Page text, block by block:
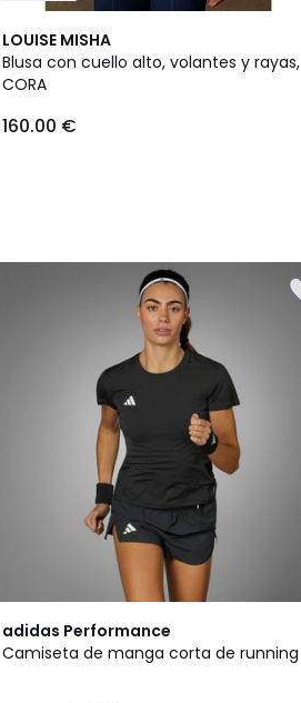
LOUISE MISHA
Blusa con cuello alto, volantes y rayas,
CORA
160.00 €
adidas Performance
Camiseta de manga corta de running
4,9
/ 5